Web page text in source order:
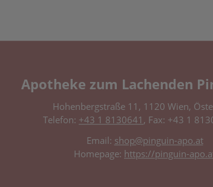
Apotheke zum Lachenden
Hohenbergstraße 11, 1120 Wien,
Telefon: +43 1 8130641 , Fax: +43 1
Email: shop@pinguin-apo.at
Homepage: https://pinguin-